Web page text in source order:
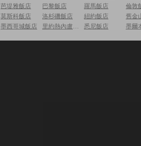
芭堤雅飯店
巴黎飯店 羅馬飯店
倫敦
莫斯科飯店
洛杉磯飯店 紐約飯店
舊金
墨西哥城飯店
里約熱內盧飯店 悉尼飯店 墨爾